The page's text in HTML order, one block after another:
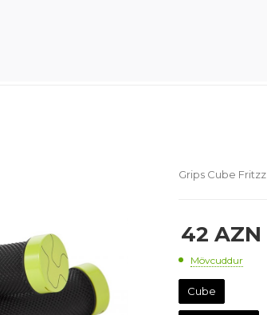
Grips Cube Fritzz
42 AZN
Mövcuddur
Cube